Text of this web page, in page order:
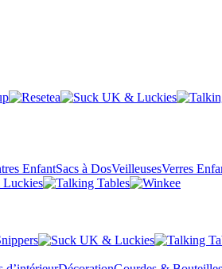
EnfantSacs à DosVeilleusesVerres